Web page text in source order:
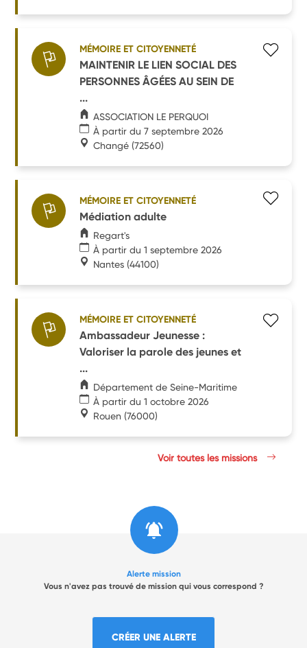
MÉMOIRE ET CITOYENNETÉ
MAINTENIR LE LIEN SOCIAL DES
PERSONNES ÂGÉES AU SEIN DE
...
ASSOCIATION LE PERQUOI
À partir du 7 septembre 2026
Changé (72560)
MÉMOIRE ET CITOYENNETÉ
Médiation adulte
Regart's
À partir du 1 septembre 2026
Nantes (44100)
MÉMOIRE ET CITOYENNETÉ
Ambassadeur Jeunesse :
Valoriser la parole des jeunes et
...
Département de Seine-Maritime
À partir du 1 octobre 2026
Rouen (76000)
Voir toutes les missions
Alerte mission
Vous n'avez pas trouvé de mission qui vous correspond ?
CRÉER UNE ALERTE